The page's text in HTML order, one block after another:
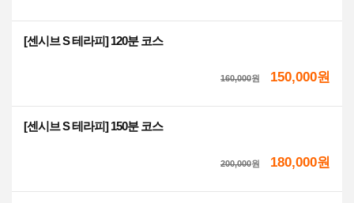
[센시브 S 테라피] 120분 코스
160,000원 150,000원
[센시브 S 테라피] 150분 코스
200,000원 180,000원